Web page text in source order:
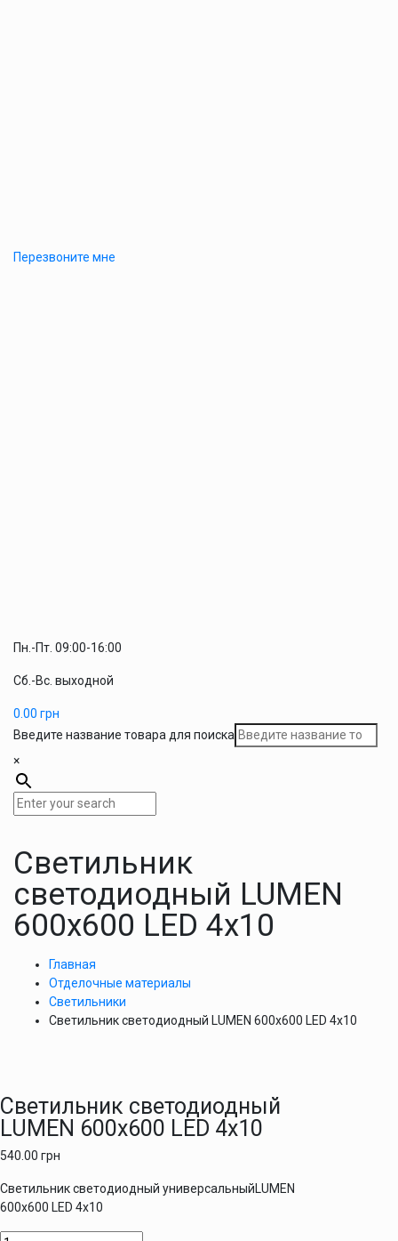
Перезвоните мне
Пн.-Пт. 09:00-16:00
Сб.-Вс. выходной
0.00 грн
Введите название товара для поиска
×
Светильник
светодиодный LUMEN
600х600 LED 4х10
Главная
Отделочные материалы
Светильники
Светильник светодиодный LUMEN 600х600 LED 4х10
Светильник светодиодный
LUMEN 600х600 LED 4х10
540.00 грн
Светильник светодиодный универсальныйLUMEN
600х600 LED 4х10